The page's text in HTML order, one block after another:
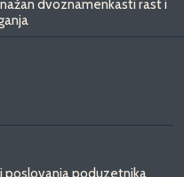
dvoznamenkasti rast i
poslovanja poduzetnika